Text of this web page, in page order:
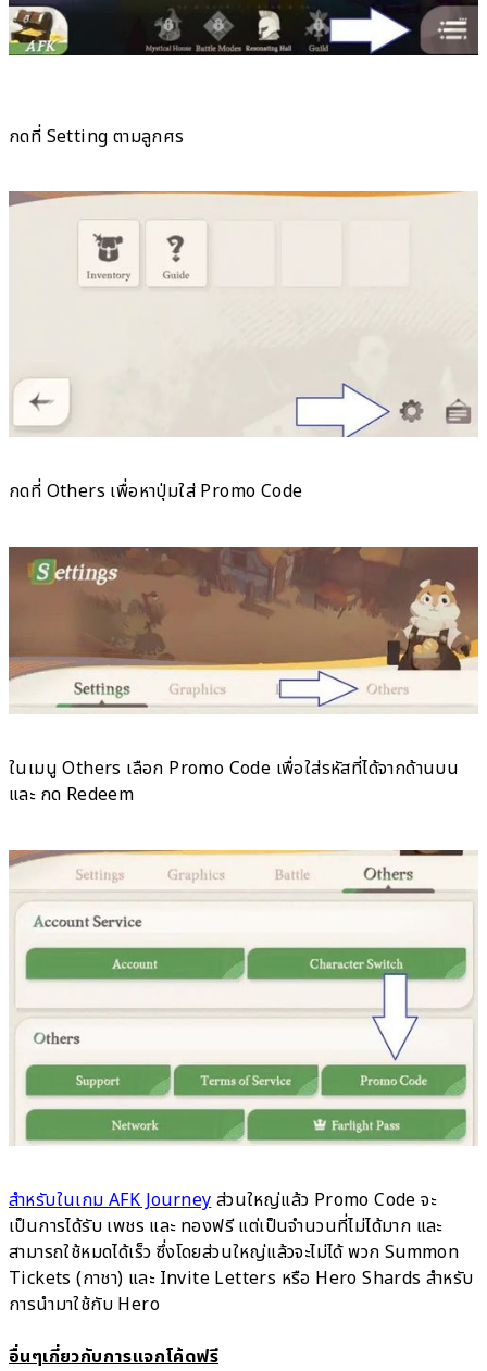
กดที่ Setting ตามลูกศร
กดที่ Others เพื่อหาปุ่มใส่ Promo Code
ในเมนู Others เลือก Promo Code เพื่อใส่รหัสที่ได้จากด้านบน
และ กด Redeem
สำหรับในเกม AFK Journeyส่วนใหญ่แล้ว Promo Code จะ
เป็นการได้รับ เพชร และ ทองฟรี แต่เป็นจำนวนที่ไม่ได้มาก และ
สามารถใช้หมดได้เร็ว ซึ่งโดยส่วนใหญ่แล้วจะไม่ได้ พวก Summon
Tickets (กาชา) และ Invite Letters หรือ Hero Shards สำหรับ
การนำมาใช้กับ Hero
อื่นๆเกี่ยวกับการแจกโค้ดฟรี